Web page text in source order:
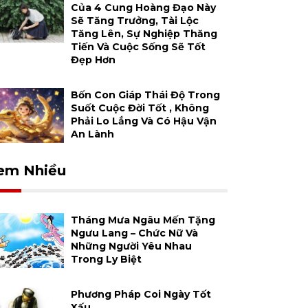
Của 4 Cung Hoàng Đạo Này
Sẽ Tăng Trưởng, Tài Lộc
Tăng Lên, Sự Nghiệp Thăng
Tiến Và Cuộc Sống Sẽ Tốt
Đẹp Hơn
Bốn Con Giáp Thái Độ Trong
Suốt Cuộc Đời Tốt , Không
Phải Lo Lắng Và Có Hậu Vận
An Lành
Nhiều
Tháng Mưa Ngâu Mến Tặng
Ngưu Lang – Chức Nữ Và
Những Người Yêu Nhau
Trong Ly Biệt
Phương Pháp Coi Ngày Tốt